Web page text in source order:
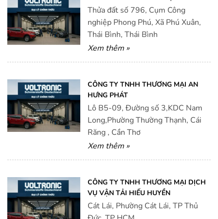
Thửa đất số 796, Cụm Công
nghiệp Phong Phú, Xã Phú Xuân,
Thái Bình, Thái Bình
Xem thêm »
CÔNG TY TNHH THƯƠNG MẠI AN
HƯNG PHÁT
Lô B5-09, Đường số 3,KDC Nam
Long,Phường Thường Thạnh, Cái
Răng , Cần Thơ
Xem thêm »
CÔNG TY TNHH THƯƠNG MẠI DỊCH
VỤ VẬN TẢI HIẾU HUYỀN
Cát Lái, Phường Cát Lái, TP Thủ